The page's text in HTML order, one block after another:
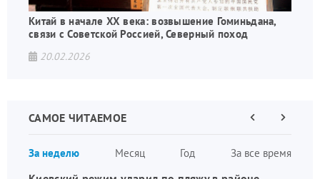
Китай в начале XX века: возвышение Гоминьдана,
связи с Советской Россией, Северный поход
20.02.2026
САМОЕ ЧИТАЕМОЕ
За неделю Месяц Год За все время
страниц
ПредыдущаяСледующая